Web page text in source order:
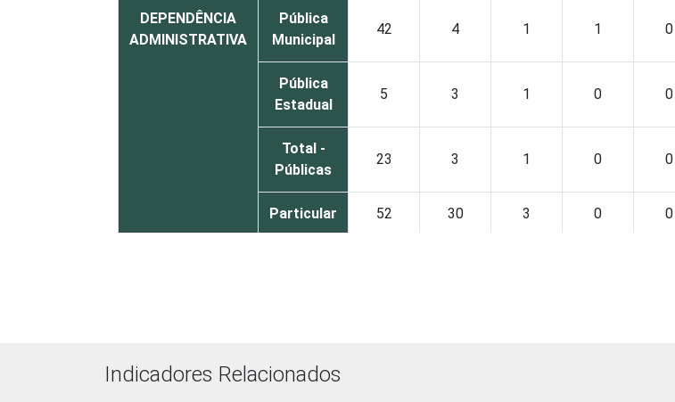
DEPENDÊNCIA
ADMINISTRATIVA
Pública
Municipal
42 4 1 1 0
Pública
Estadual
5 3 1 0 0
Total -
Públicas
23 3 1 0 0
Particular 52 30 3 0 0
INTERNET
INSTALADA NO
Tem
Indicadores Relacionados